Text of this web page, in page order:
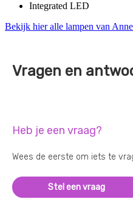
Integrated LED
Bekijk hier alle lampen van
Vragen en
Heb je een vraag?
Wees de eerste om iets te
Stel een vraag